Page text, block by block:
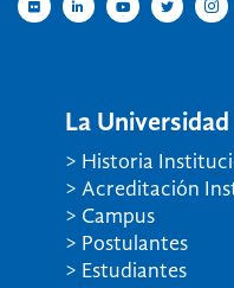
La Universidad
> Historia
> Acreditación
> Campus
> Postulantes
> Estudiantes